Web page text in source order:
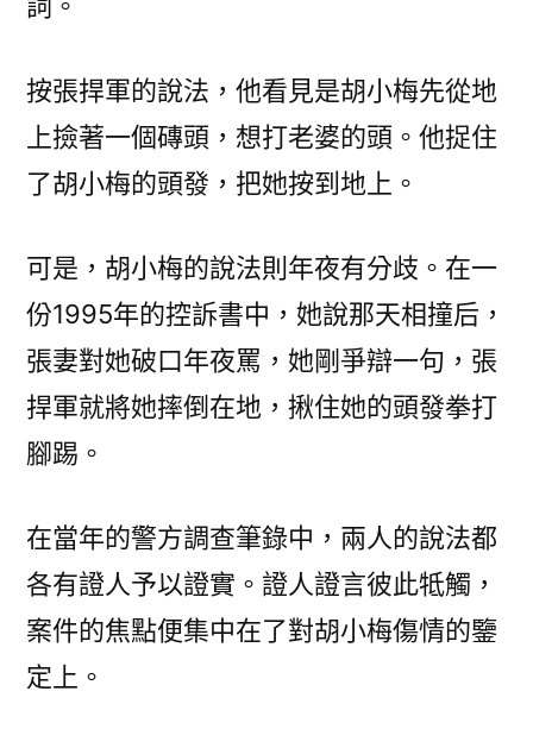
按張捍軍的說法，他看見是胡小梅先從地
上撿著一個磚頭，想打老婆的頭。他捉住
了胡小梅的頭發，把她按到地上。
可是，胡小梅的說法則年夜有分歧。在一
份1995年的控訴書中，她說那天相撞后，
張妻對她破口年夜罵，她剛爭辯一句，張
捍軍就將她摔倒在地，揪住她的頭發拳打
腳踢。
在當年的警方調查筆錄中，兩人的說法都
各有證人予以證實。證人證言彼此牴觸，
案件的焦點便集中在了對胡小梅傷情的鑒
定上。